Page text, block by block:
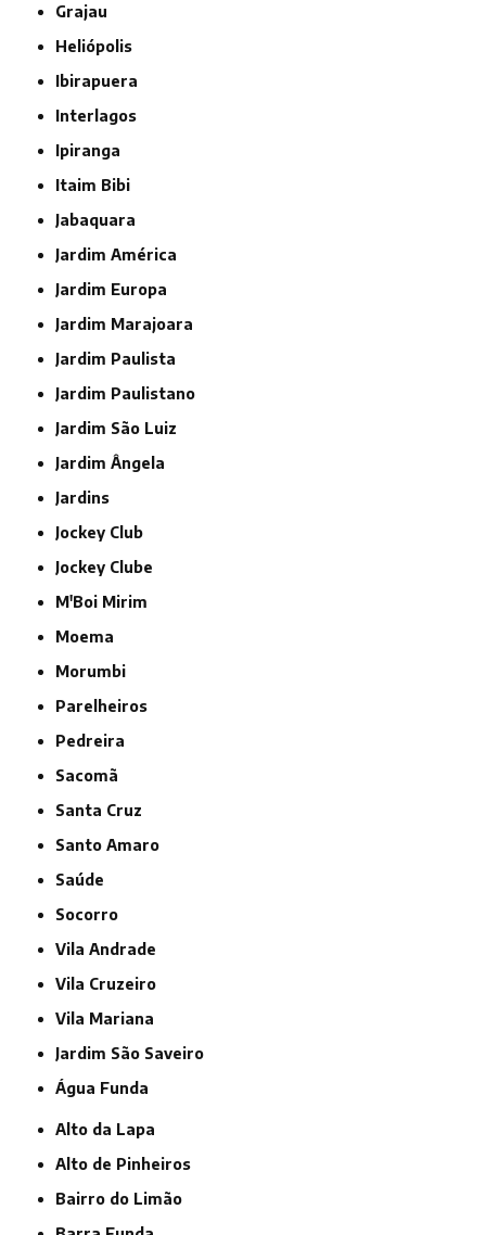
Grajau
Heliópolis
Ibirapuera
Interlagos
Ipiranga
Itaim Bibi
Jabaquara
Jardim América
Jardim Europa
Jardim Marajoara
Jardim Paulista
Jardim Paulistano
Jardim São Luiz
Jardim Ângela
Jardins
Jockey Club
Jockey Clube
M'Boi Mirim
Moema
Morumbi
Parelheiros
Pedreira
Sacomã
Santa Cruz
Santo Amaro
Saúde
Socorro
Vila Andrade
Vila Cruzeiro
Vila Mariana
jardim São Saveiro
Água Funda
Alto da Lapa
Alto de Pinheiros
Bairro do Limão